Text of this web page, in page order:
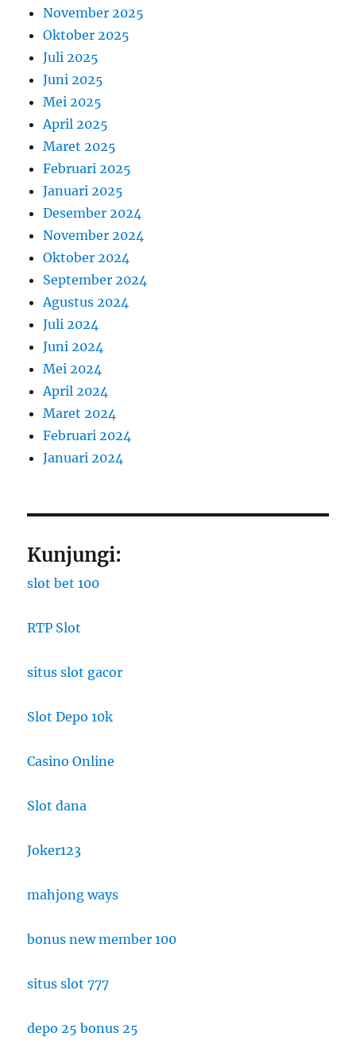
November 2025
Oktober 2025
Juli 2025
Juni 2025
Mei 2025
April 2025
Maret 2025
Februari 2025
Januari 2025
Desember 2024
November 2024
Oktober 2024
September 2024
Agustus 2024
Juli 2024
Juni 2024
Mei 2024
April 2024
Maret 2024
Februari 2024
Januari 2024
Kunjungi:
slot bet 100
RTP Slot
situs slot gacor
Slot Depo 10k
Casino Online
Slot dana
Joker123
mahjong ways
bonus new member 100
situs slot 777
depo 25 bonus 25